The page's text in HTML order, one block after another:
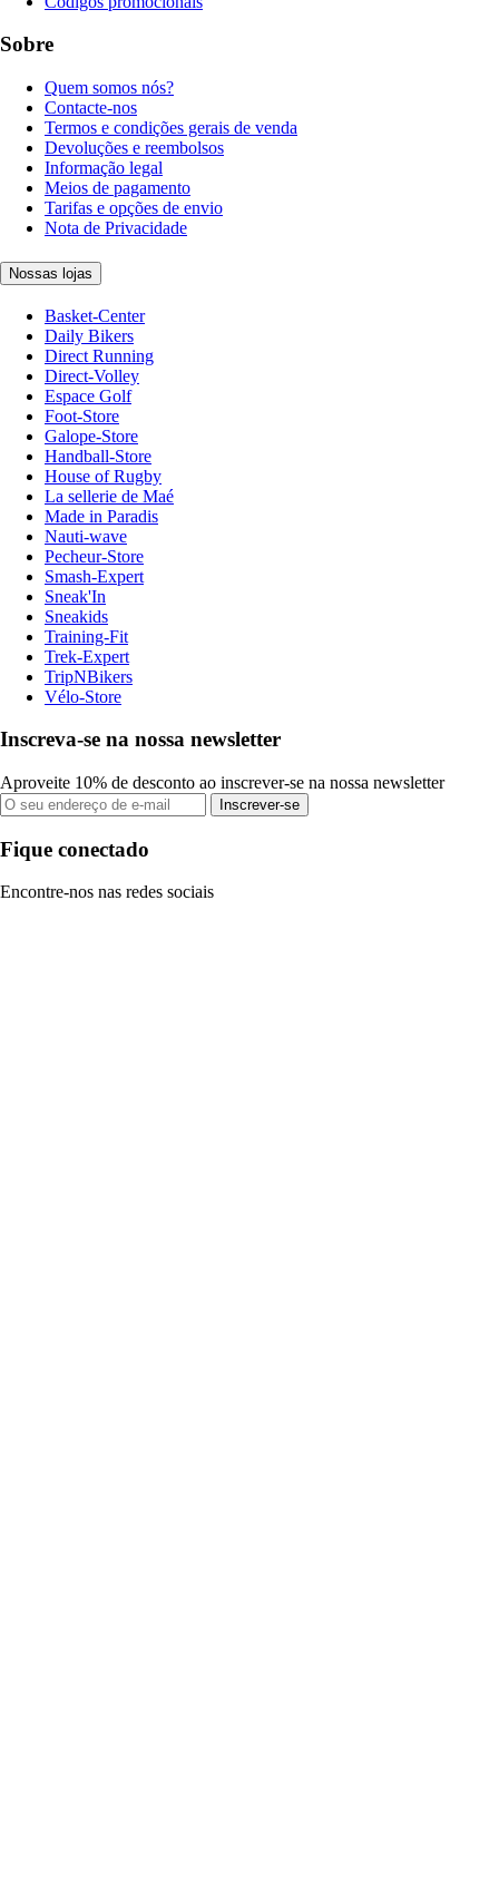
Sobre
Quem somos nós?
Contacte-nos
Termos e condições gerais de venda
Devoluções e reembolsos
Informação legal
Meios de pagamento
Tarifas e opções de envio
Nota de Privacidade
Nossas lojas
Basket-Center
Daily Bikers
Direct Running
Direct-Volley
Espace Golf
Foot-Store
Galope-Store
Handball-Store
House of Rugby
La sellerie de Maé
Made in Paradis
Nauti-wave
Pecheur-Store
Smash-Expert
Sneak'In
Sneakids
Training-Fit
Trek-Expert
TripNBikers
Vélo-Store
Inscreva-se na nossa newsletter
Aproveite 10% de desconto ao inscrever-se na nossa newsletter
Inscrever-se
Fique conectado
Encontre-nos nas redes sociais